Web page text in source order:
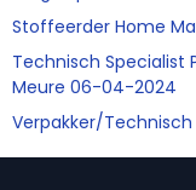
Stoffeerder Home
Technisch Specialist
Meure 06-04-2024
Verpakker/